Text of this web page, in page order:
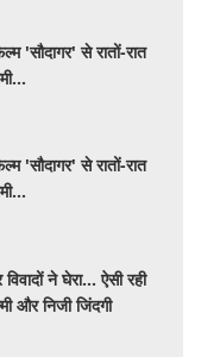
'सौदागर' से रातों-रात
'सौदागर' से रातों-रात
ने घेरा… ऐसी रही
और निजी जिंदगी